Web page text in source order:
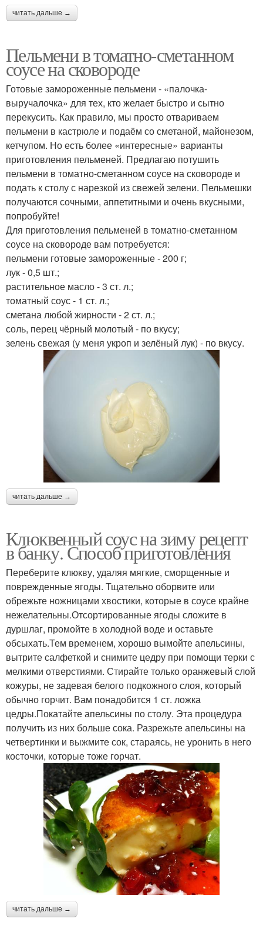
читать дальше →
Пельмени в томатно-сметанном
соусе на сковороде
Готовые замороженные пельмени - «палочка-
выручалочка» для тех, кто желает быстро и сытно
перекусить. Как правило, мы просто отвариваем
пельмени в кастрюле и подаём со сметаной, майонезом,
кетчупом. Но есть более «интересные» варианты
приготовления пельменей. Предлагаю потушить
пельмени в томатно-сметанном соусе на сковороде и
подать к столу с нарезкой из свежей зелени. Пельмешки
получаются сочными, аппетитными и очень вкусными,
попробуйте!
Для приготовления пельменей в томатно-сметанном
соусе на сковороде вам потребуется:
пельмени готовые замороженные - 200 г;
лук - 0,5 шт.;
растительное масло - 3 ст. л.;
томатный соус - 1 ст. л.;
сметана любой жирности - 2 ст. л.;
соль, перец чёрный молотый - по вкусу;
зелень свежая (у меня укроп и зелёный лук) - по вкусу.
читать дальше →
Клюквенный соус на зиму рецепт
в банку. Способ приготовления
Переберите клюкву, удаляя мягкие, сморщенные и
поврежденные ягоды. Тщательно оборвите или
обрежьте ножницами хвостики, которые в соусе крайне
нежелательны.Отсортированные ягоды сложите в
дуршлаг, промойте в холодной воде и оставьте
обсыхать.Тем временем, хорошо вымойте апельсины,
вытрите салфеткой и снимите цедру при помощи терки с
мелкими отверстиями. Стирайте только оранжевый слой
кожуры, не задевая белого подкожного слоя, который
обычно горчит. Вам понадобится 1 ст. ложка
цедры.Покатайте апельсины по столу. Эта процедура
получить из них больше сока. Разрежьте апельсины на
четвертинки и выжмите сок, стараясь, не уронить в него
косточки, которые тоже горчат.
читать дальше →